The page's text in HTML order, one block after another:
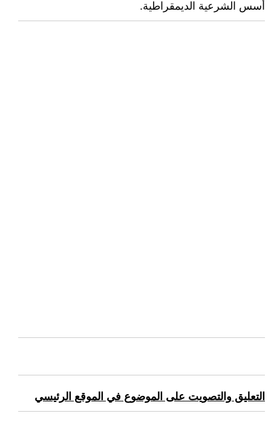
أسس الشرعية الديمقراطية.
التعليق والتصويت على الموضوع في الموقع الرئيسي